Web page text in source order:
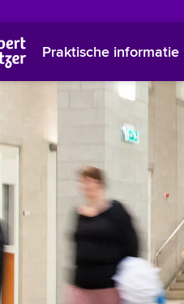
Praktische informatie